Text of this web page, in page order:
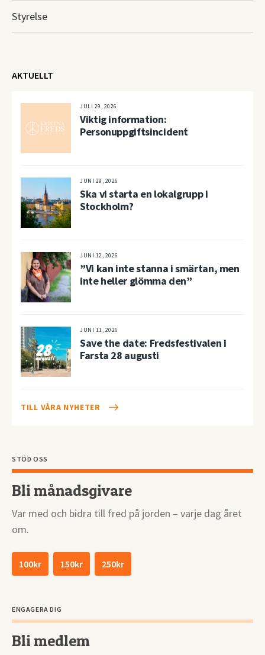
Styrelse
AKTUELLT
JULI 29, 2026
Viktig information:
Personuppgiftsincident
JUNI 29, 2026
Ska vi starta en lokalgrupp i
Stockholm?
JUNI 12, 2026
”Vi kan inte stanna i smärtan, men
inte heller glömma den”
JUNI 11, 2026
Save the date: Fredsfestivalen i
Farsta 28 augusti
TILL VÅRA NYHETER
STÖD OSS
Bli månadsgivare
Var med och bidra till fred på jorden – varje dag året
om.
100kr 150kr 250kr
ENGAGERA DIG
Bli medlem